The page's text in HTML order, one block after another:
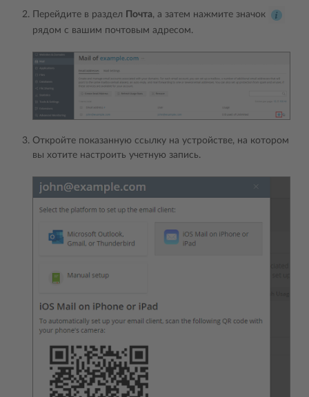
Перейдите в раздел Почта, а затем нажмите значок
рядом с вашим почтовым адресом.
Откройте показанную ссылку на устройстве, на котором
вы хотите настроить учетную запись.